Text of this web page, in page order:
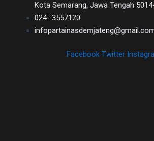
Kota Semarang, Jawa Tengah
024- 3557120
Facebook Twitter